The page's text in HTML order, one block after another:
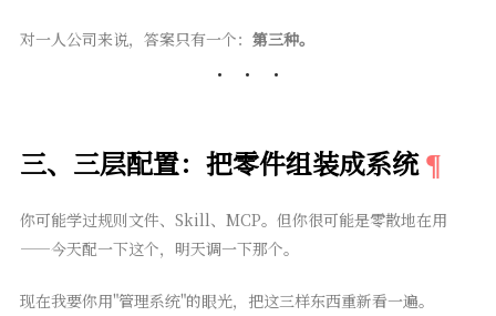
对一人公司来说，答案只有一个： 第三种。
三、三层配置：把零件组装成系统
你可能学过规则文件、Skill、MCP。但你很可能是零散地在用
——今天配一下这个，明天调一下那个。
现在我要你用"管理系统"的眼光，把这三样东西重新看一遍。